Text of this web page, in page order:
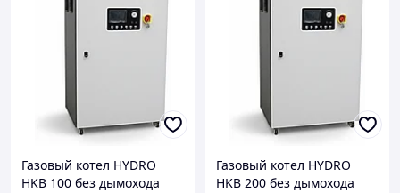
Газовый котел HYDRO
HKB 100 без дымохода
Газовый котел HYDRO
HKB 200 без дымохода